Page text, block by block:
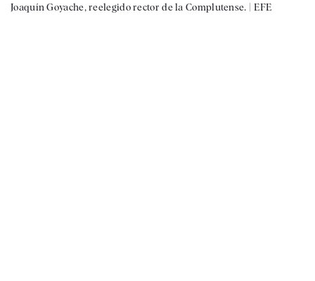
Joaquín Goyache, reelegido rector de la Complutense. | EFE